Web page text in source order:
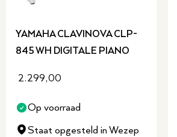
YAMAHA CLAVINOVA CLP-
845 WH DIGITALE PIANO
2.299,00
Op voorraad
Staat opgesteld in Wezep